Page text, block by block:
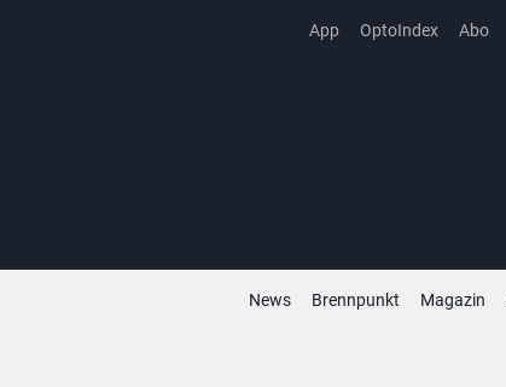
App OptoIndex Abo
News Brennpunkt Magazin